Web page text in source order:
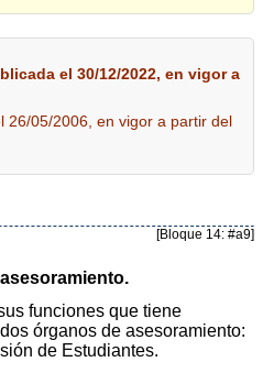
el 30/12/2022, en vigor a
26/05/2006, en vigor a partir del
[Bloque 14: #a9]
funciones que tiene
órganos de asesoramiento:
de Estudiantes.